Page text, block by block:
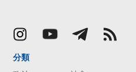
分類